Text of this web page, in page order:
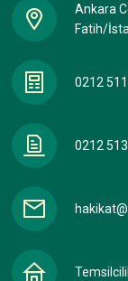
Ankara
Fatih/
0212
0212